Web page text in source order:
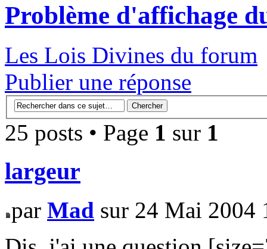
Problème d'affichage
Les Lois Divines du forum
Publier une réponse
25 posts • Page 1 sur 1
largeur
par Mad sur 24 Mai 2004